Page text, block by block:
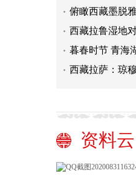
俯瞰西藏墨脱
西藏拉鲁湿地
暮春时节 青海
西藏拉萨：琼
资料云